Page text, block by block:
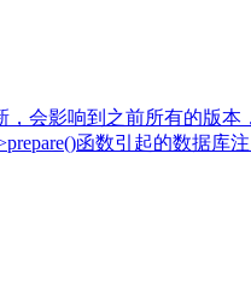
会影响到之前所有的版
函数引起的数据库